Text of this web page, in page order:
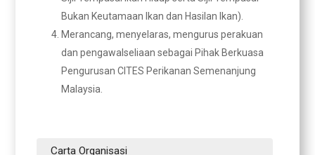
Bukan Keutamaan Ikan dan Hasilan Ikan).
Merancang, menyelaras, mengurus perakuan
dan pengawalseliaan sebagai Pihak Berkuasa
Pengurusan CITES Perikanan Semenanjung
Malaysia.
Carta Organisasi